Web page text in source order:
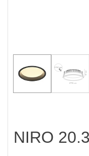
NIRO